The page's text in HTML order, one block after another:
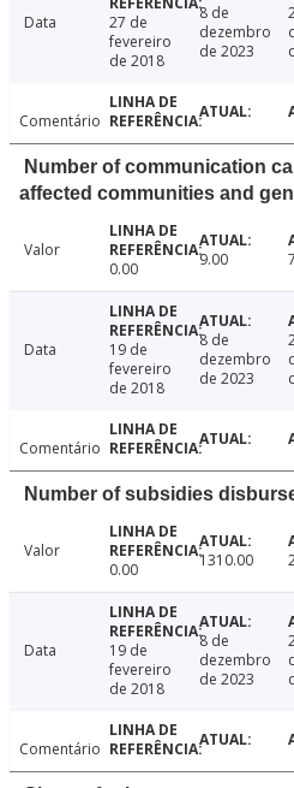
Data
27 de
fevereiro
de 2018
8 de
dezembro
de 2023
Comentário
Number of communication
affected communities and
Valor
0.00
9.00
Data
19 de
fevereiro
de 2018
8 de
dezembro
de 2023
Comentário
Number of subsidies
Valor
0.00
1310.00
Data
19 de
fevereiro
de 2018
8 de
dezembro
de 2023
Comentário